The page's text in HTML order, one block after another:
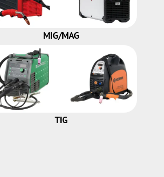
MIG/MAG
TIG